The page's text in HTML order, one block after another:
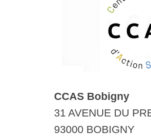
CCAS Bobigny
31 AVENUE DU
93000 BOBIGNY